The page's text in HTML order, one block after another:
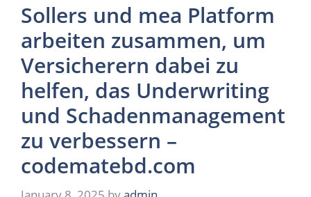
Sollers und mea Platform
arbeiten zusammen, um
Versicherern dabei zu
helfen, das Underwriting
und Schadenmanagement
zu verbessern –
codematebd.com